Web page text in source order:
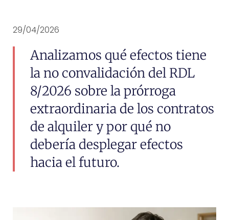
29/04/2026
Analizamos qué efectos tiene
la no convalidación del RDL
8/2026 sobre la prórroga
extraordinaria de los contratos
de alquiler y por qué no
debería desplegar efectos
hacia el futuro.